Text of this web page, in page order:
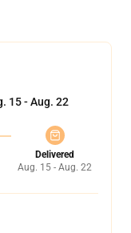
15 - Aug. 22
Delivered
Aug. 15 - Aug. 22